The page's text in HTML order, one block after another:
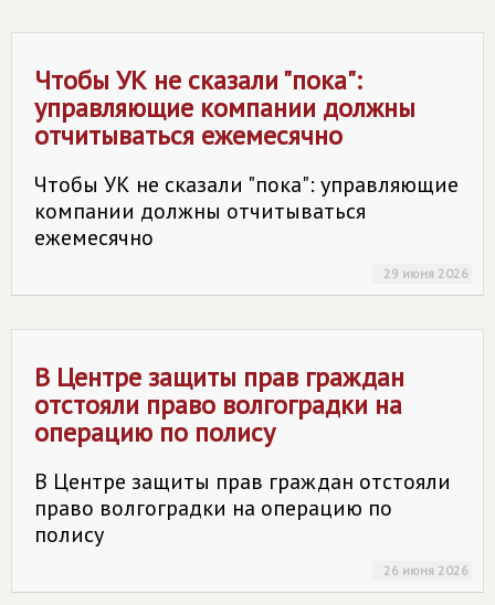
Чтобы УК не сказали "пока":
управляющие компании должны
отчитываться ежемесячно
Чтобы УК не сказали "пока": управляющие
компании должны отчитываться
ежемесячно
29 июня 2026
В Центре защиты прав граждан
отстояли право волгоградки на
операцию по полису
В Центре защиты прав граждан отстояли
право волгоградки на операцию по
полису
26 июня 2026